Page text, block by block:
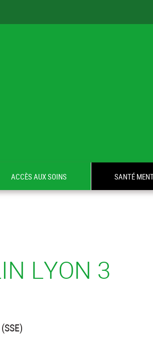
ACCÈS AUX SOINS SANTÉ
LYON 3